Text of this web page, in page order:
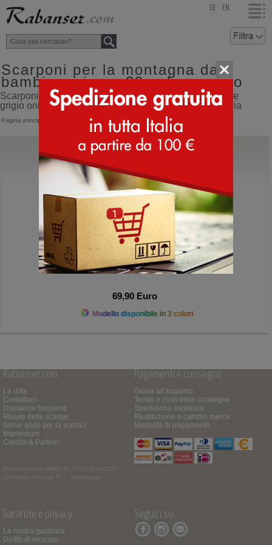
top DE EN
Scarponi per la montagna da
bambino misura 29 colore grigio
Scarponi per la montagna da bambino misura 29 colore
grigio online shop con spedizione direttamente dall'Italia
Pagina principale Scarponi montagna
Grisport
Scarpe da montagna basse impermeabili
69,90 Euro
Modello disponibile in 3 colori
Rabanser.com
La ditta
Contattaci
Domande frequenti
Misure delle scarpe
Serve aiuto per la scelta?
Impressum
Credits & Partner
Rabanser.com
MWSt.Nr. IT01391430210
© Internet Service ™ -
Impressum
Pagamenti e consegne
Guida all'acquisto
Tempi e costi delle consegne
Spedizione espressa
Restituzione o cambio merce
Modalità di pagamento
Garanzie e privacy
La nostra garanzia
Diritto di recesso
Seguici su